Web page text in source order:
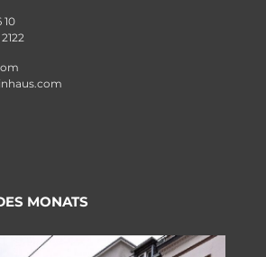
10
MONATS